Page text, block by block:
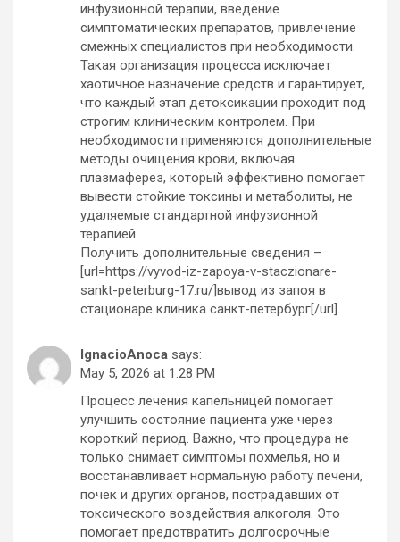
инфузионной терапии, введение
симптоматических препаратов, привлечение
смежных специалистов при необходимости.
Такая организация процесса исключает
хаотичное назначение средств и гарантирует,
что каждый этап детоксикации проходит под
строгим клиническим контролем. При
необходимости применяются дополнительные
методы очищения крови, включая
плазмаферез, который эффективно помогает
вывести стойкие токсины и метаболиты, не
удаляемые стандартной инфузионной
терапией.
Получить дополнительные сведения –
[url=https://vyvod-iz-zapoya-v-staczionare-
sankt-peterburg-17.ru/]вывод из запоя в
стационаре клиника санкт-петербург[/url]
IgnacioAnoca says:
May 5, 2026 at 1:28 PM
Процесс лечения капельницей помогает
улучшить состояние пациента уже через
короткий период. Важно, что процедура не
только снимает симптомы похмелья, но и
восстанавливает нормальную работу печени,
почек и других органов, пострадавших от
токсического воздействия алкоголя. Это
помогает предотвратить долгосрочные